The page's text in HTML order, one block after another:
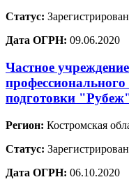
Статус:
Дата ОГРН: 09.06.2020
Частное
подготовки
Регион: Костромская
Статус:
Дата ОГРН: 06.10.2020